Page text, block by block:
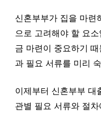
신혼부부가 집을 마련
으로 고려해야 할 요
금 마련이 중요하기
과 필요 서류를 미리
이제부터 신혼부부 대
관별 필요 서류와 절